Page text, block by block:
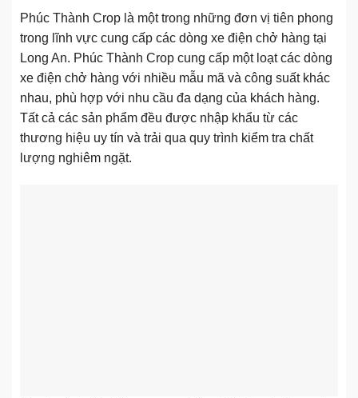
Phúc Thành Crop là một trong những đơn vị tiên phong
trong lĩnh vực cung cấp các dòng xe điện chở hàng tại
Long An. Phúc Thành Crop cung cấp một loạt các dòng
xe điện chở hàng với nhiều mẫu mã và công suất khác
nhau, phù hợp với nhu cầu đa dạng của khách hàng.
Tất cả các sản phẩm đều được nhập khẩu từ các
thương hiệu uy tín và trải qua quy trình kiểm tra chất
lượng nghiêm ngặt.